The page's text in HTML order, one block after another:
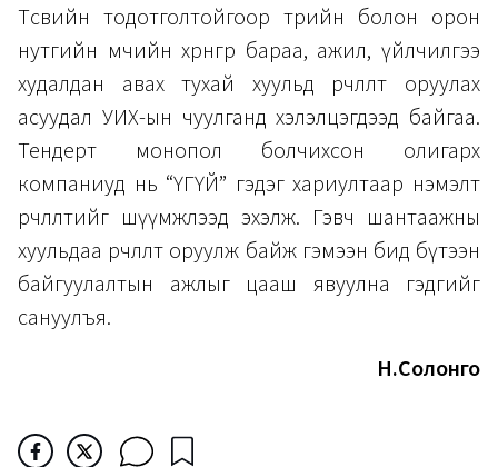
Төсвийн тодотголтойгоор төрийн болон орон
нутгийн өмчийн хөрөнгөөр бараа, ажил, үйлчилгээ
худалдан авах тухай хуульд өөрчлөлт оруулах
асуудал УИХ-ын чуулганд хэлэлцэгдээд байгаа.
Тендерт монопол болчихсон олигарх
компаниуд нь “ҮГҮЙ” гэдэг хариултаар нэмэлт
өөрчлөлтийг шүүмжлээд эхэлж. Гэвч шантаажны
хуульдаа өөрчлөлт оруулж байж гэмээн бид бүтээн
байгуулалтын ажлыг цааш явуулна гэдгийг
сануулъя.
Н.Солонго